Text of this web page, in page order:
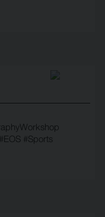
#EOS #Sports